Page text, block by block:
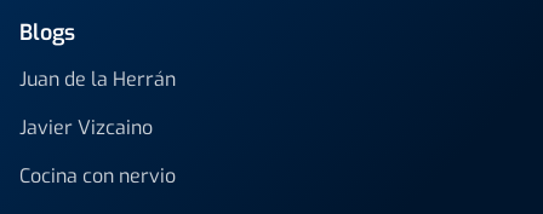
Blogs
Juan de la Herrán
Javier Vizcaino
Cocina con nervio